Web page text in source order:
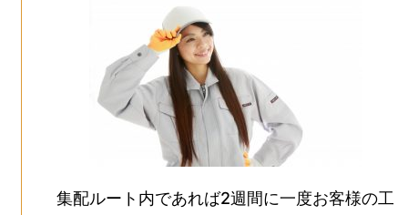
集配ルート内であれば2週間に一度お客様の工